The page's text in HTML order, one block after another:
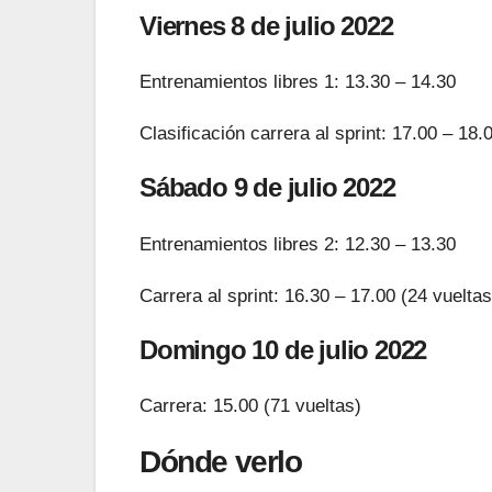
Viernes 8 de julio 2022
Entrenamientos libres 1: 13.30 – 14.30
Clasificación carrera al sprint: 17.00 –
Sábado 9 de julio 2022
Entrenamientos libres 2: 12.30 – 13.30
Carrera al sprint: 16.30 – 17.00 (24
Domingo 10 de julio 2022
Carrera: 15.00 (71 vueltas)
Dónde verlo